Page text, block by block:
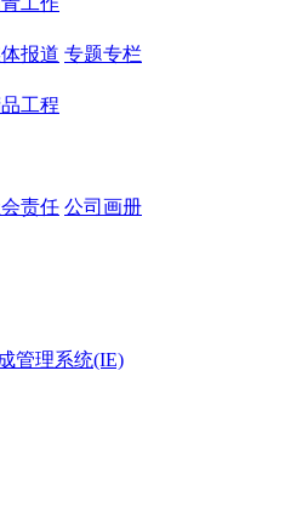
报道 专题专栏
工程
责任 公司画册
管理系统(IE)